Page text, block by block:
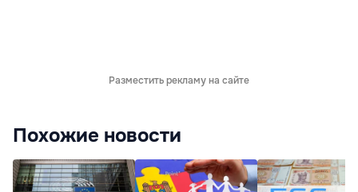
Разместить рекламу на сайте
Похожие новости